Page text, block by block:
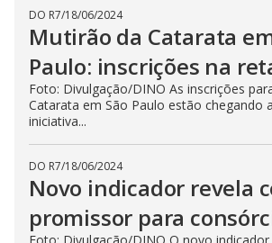
DO R7/18/06/2024
Mutirão da Catarata
Paulo: inscrições na
Foto: Divulgação/DINO As inscrições
Catarata em São Paulo estão chegando
iniciativa...
DO R7/18/06/2024
Novo indicador revela
promissor para